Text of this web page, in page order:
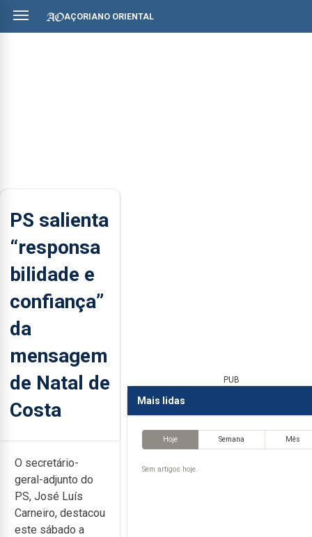
AÇORIANO ORIENTAL
PS salienta
“responsa
bilidade e
confiança”
da
mensagem
de Natal de
Costa
O secretário-
geral-adjunto do
PS, José Luís
Carneiro, destacou
este sábado a
PUB
Mais lidas
Hoje Semana Mês
Sem artigos hoje.